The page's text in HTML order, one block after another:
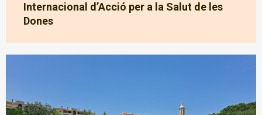
Internacional d’Acció per a la Salut de les
Dones